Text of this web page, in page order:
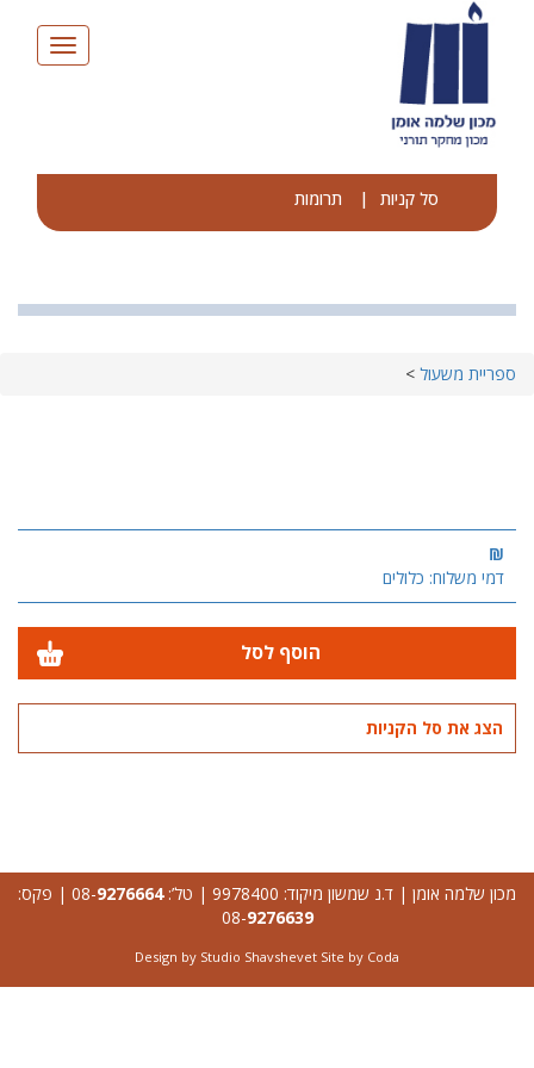
Toggle
סל קניות | תרומות
ספריית משעול >
₪
דמי משלוח: כלולים
הוסף לסל
הצג את סל הקניות
מכון שלמה אומן | ד.נ שמשון מיקוד: 9978400 | טל’: 08- 9276664
| פקס:
08-9276639
Design by Studio Shavshevet Site by Coda